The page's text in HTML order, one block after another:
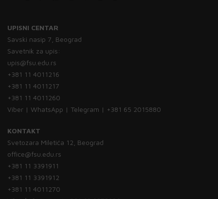
UPISNI CENTAR
Savski nasip 7, Beograd
Savetnik za upis:
upis@fsu.edu.rs
+381 11 4011216
+381 11 4011217
+381 11 4011260
Viber | WhatsApp | Telegram | +381 65 2015880
KONTAKT
Svetozara Miletića 12, Beograd
office@fsu.edu.rs
+381 11 3391911
+381 11 3391912
+381 11 4011270